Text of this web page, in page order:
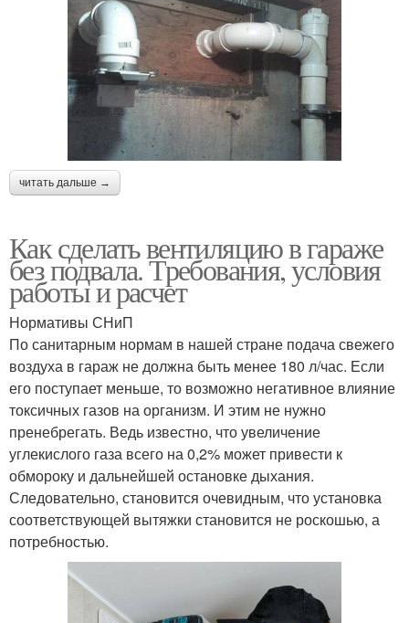
читать дальше →
Как сделать вентиляцию в гараже
без подвала. Требования, условия
работы и расчет
Нормативы СНиП
По санитарным нормам в нашей стране подача свежего
воздуха в гараж не должна быть менее 180 л/час. Если
его поступает меньше, то возможно негативное влияние
токсичных газов на организм. И этим не нужно
пренебрегать. Ведь известно, что увеличение
углекислого газа всего на 0,2% может привести к
обмороку и дальнейшей остановке дыхания.
Следовательно, становится очевидным, что установка
соответствующей вытяжки становится не роскошью, а
потребностью.